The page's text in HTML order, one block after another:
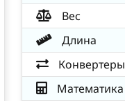
Вес
Длина
Конвертеры
Математика